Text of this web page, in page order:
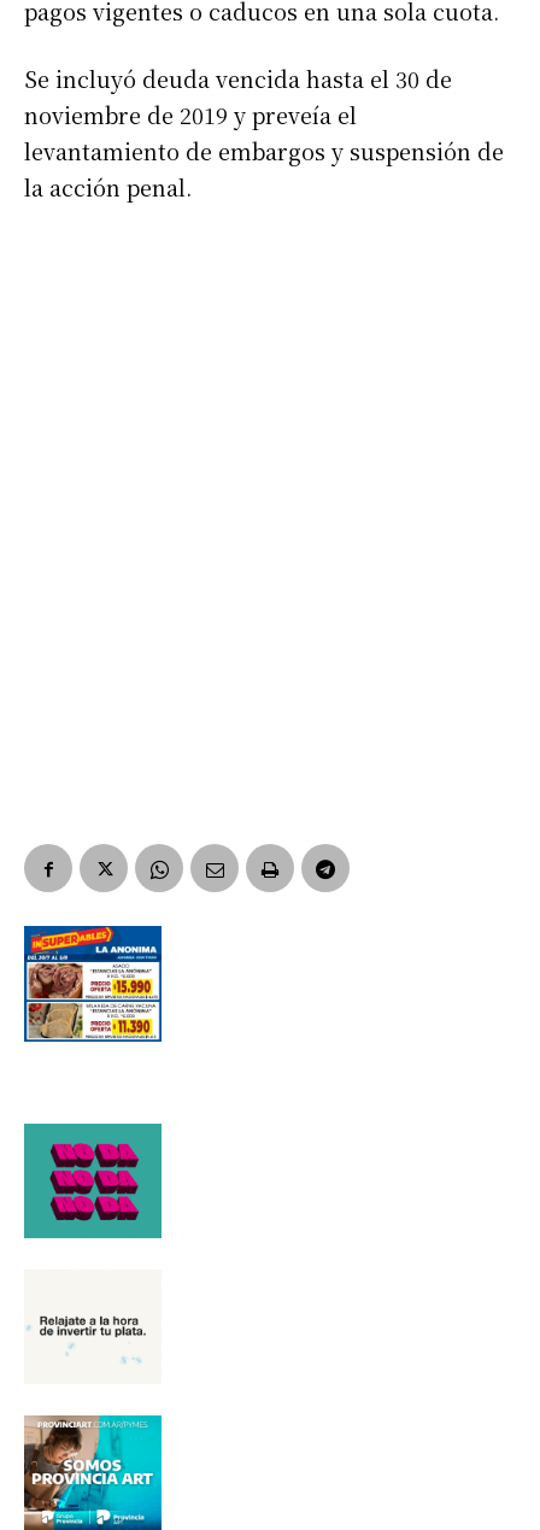
Apellidos
Número de teléfono
pagos vigentes o caducos en una sola cuota.
Se incluyó deuda vencida hasta el 30 de
noviembre de 2019 y preveía el
levantamiento de embargos y suspensión de
la acción penal.